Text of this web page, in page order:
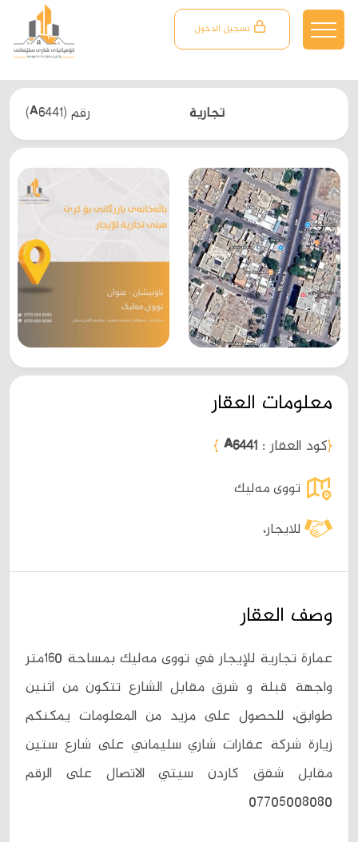
تسجیل الدخول
(A6441) رقم تجارية
معلومات العقار
{کود العقار : A6441
}
تووی مەلیک
للايجار،
وصف العقار
عمارة تجارية للإيجار في تووی مەلیک بمساحة 160متر
واجهة قبلة و شرق مقابل الشارع تتكون من اثنين
طوابق، للحصول على مزيد من المعلومات يمكنكم
زيارة شركة عقارات شاري سليماني على شارع ستين
مقابل شقق كاردن سيتي الاتصال على الرقم
07705008080